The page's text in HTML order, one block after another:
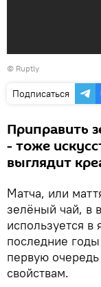
© Ruptly
Подписаться
Приправить
- тоже
выглядит
Матча, или
зелёный чай, в
используется
последние
первую
свойствам.